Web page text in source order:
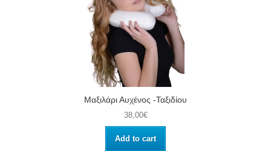
Μαξιλάρι Αυχένος -Ταξιδίου
38,00€
Add to cart